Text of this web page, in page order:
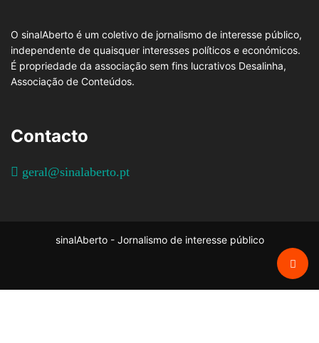
O sinalAberto é um coletivo de jornalismo de interesse público,
independente de quaisquer interesses políticos e económicos.
É propriedade da associação sem fins lucrativos Desalinha,
Associação de Conteúdos.
Contacto
geral@sinalaberto.pt
sinalAberto - Jornalismo de interesse público